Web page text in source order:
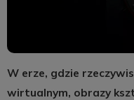
W erze, gdzie
wirtualnym, obrazy